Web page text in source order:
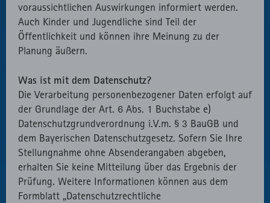
voraussichtlichen Auswirkungen informiert werden.
Auch Kinder und Jugendliche sind Teil der
Öffentlichkeit und können ihre Meinung zu der
Planung äußern.
Was ist mit dem Datenschutz?
Die Verarbeitung personenbezogener Daten erfolgt auf
der Grundlage der Art. 6 Abs. 1 Buchstabe e)
Datenschutzgrundverordnung i.V.m. § 3 BauGB und
dem Bayerischen Datenschutzgesetz. Sofern Sie Ihre
Stellungnahme ohne Absenderangaben abgeben,
erhalten Sie keine Mitteilung über das Ergebnis der
Prüfung. Weitere Informationen können aus dem
Formblatt „Datenschutzrechtliche